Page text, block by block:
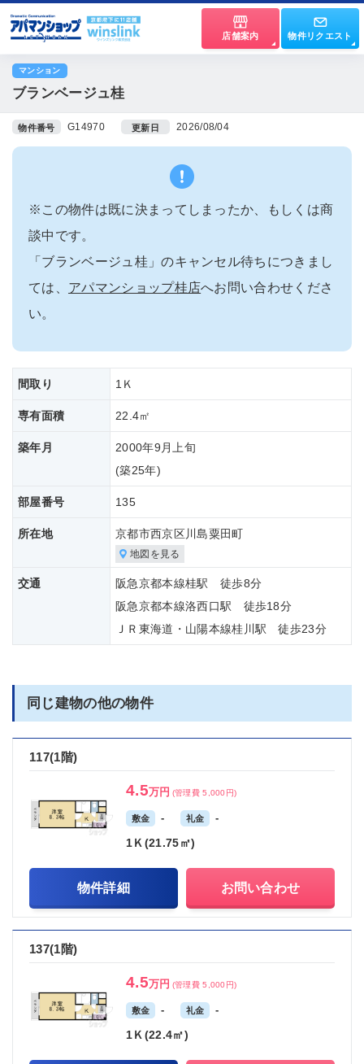
店舗案内 物件リクエスト
マンション
ブランベージュ桂
物件番号 G14970 更新日 2026/08/04
※この物件は既に決まってしまったか、もしくは商
談中です。
「ブランベージュ桂」のキャンセル待ちにつきまし
ては、 アパマンショップ桂店へお問い合わせくださ
い。
間取り 1Ｋ
専有面積 22.4㎡
築年月
2000年9月上旬
(築25年)
部屋番号 135
所在地 京都市西京区川島粟田町
地図を見る
交通
阪急京都本線桂駅 徒歩8分
阪急京都本線洛西口駅 徒歩18分
ＪＲ東海道・山陽本線桂川駅 徒歩23分
同じ建物の他の物件
117(1階)
4.5万円 (管理費 5,000円)
敷金 - 礼金 -
1Ｋ(21.75㎡)
物件詳細 お問い合わせ
137(1階)
4.5万円 (管理費 5,000円)
敷金 - 礼金 -
1Ｋ(22.4㎡)